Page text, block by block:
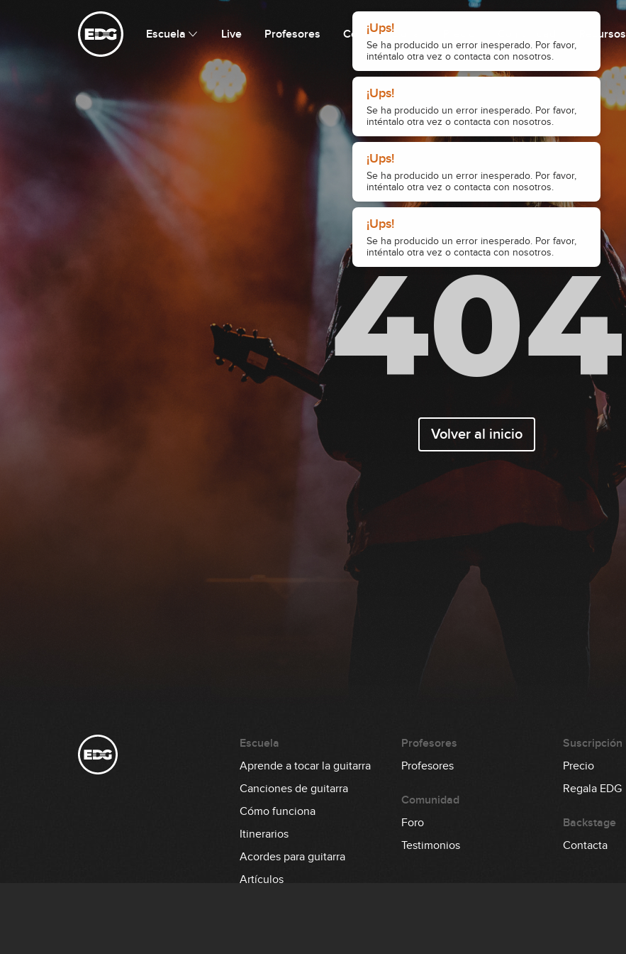
Escuela Live Profesores Cómo funciona Recursos
404
Volver al inicio
Escuela
Aprende a tocar la guitarra
Canciones de guitarra
Cómo funciona
Itinerarios
Acordes para guitarra
Artículos
Profesores
Profesores
Comunidad
Foro
Testimonios
Suscripción
Precio
Regala EDG
Backstage
Contacta
Escuela de Guitarristas